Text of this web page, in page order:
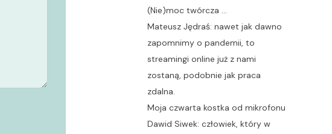
(Nie)moc twórcza …
Mateusz Jędraś: nawet jak dawno
zapomnimy o pandemii, to
streamingi online już z nami
zostaną, podobnie jak praca
zdalna.
Moja czwarta kostka od mikrofonu
Dawid Siwek: człowiek, który w